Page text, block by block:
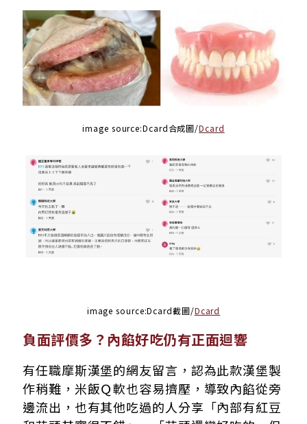
image source:Dcard合成圖/Dcard
image source:Dcard截圖/Dcard
負面評價多？內餡好吃仍有正面迴響
有任職摩斯漢堡的網友留言，認為此款漢堡製
作稍難，米飯Ｑ軟也容易擠壓，導致內餡從旁
邊流出，也有其他吃過的人分享「內部有紅豆